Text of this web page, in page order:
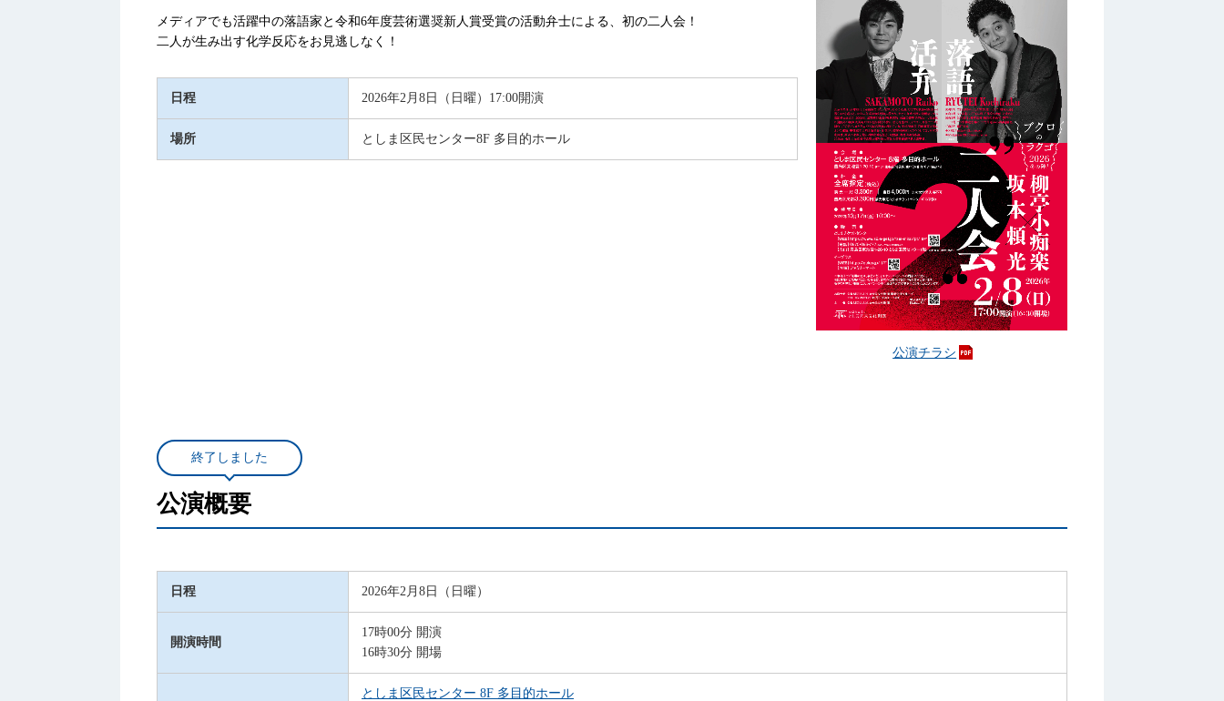
メディアでも活躍中の落語家と令和6年度芸術選奨新人賞受賞の活動弁士による、初の二人会！
二人が生み出す化学反応をお見逃しなく！
日程 2026年2月8日（日曜）17:00開演
場所 としま区民センター8F 多目的ホール
公演チラシ
終了しました
公演概要
日程 2026年2月8日（日曜）
開演時間
17時00分 開演
16時30分 開場
としま区民センター 8F 多目的ホール